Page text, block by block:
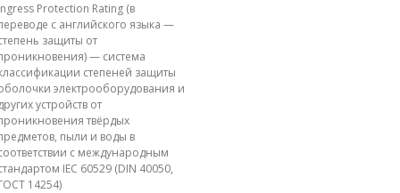
Protection Rating (в
с английского языка —
защиты от
— система
степеней защиты
электрооборудования и
устройств от
твёрдых
пыли и воды в
с международным
IEC 60529 (DIN 40050,
14254)